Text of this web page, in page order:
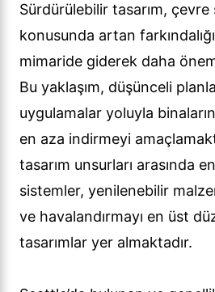
Sürdürülebilir tasarım, çevre
konusunda artan
mimaride giderek daha
Bu yaklaşım, düşünceli
uygulamalar yoluyla
en aza indirmeyi
tasarım unsurları arasında
sistemler, yenilenebilir
ve havalandırmayı en üst
tasarımlar yer almaktadır.